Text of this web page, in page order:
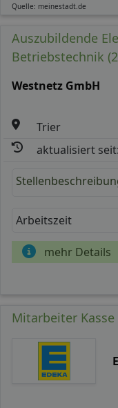
Quelle: meinestadt.de
Auszubildende
Betriebstechnik
Westnetz GmbH
Trier
aktualisiert
Arbeitszeit
mehr Details
Mitarbeiter